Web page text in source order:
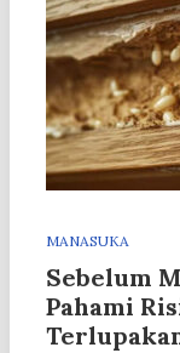
MANASUKA
Sebelum
Pahami